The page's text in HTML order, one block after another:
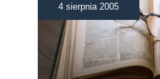
4 sierpnia 2005